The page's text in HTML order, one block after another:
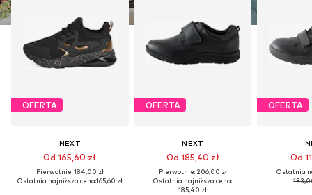
OFERTA
NEXT
Od 165,60 zł
Pierwotnie: 184,00 zł
Ostatnia najniższa cena:165,60 zł
OFERTA
NEXT
Od 185,40 zł
Pierwotnie: 206,00 zł
Ostatnia najniższa cena:
185,40 zł
OFERTA
Od
Ostatnia